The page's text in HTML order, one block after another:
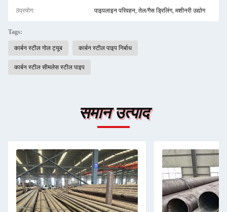
8प्रयोग: पाइपलाइन परिवहन, तेल/गैस ड्रिलिंग, मशीनरी उद्योग
Tags:
कार्बन स्टील गोल ट्यूब कार्बन स्टील पाइप निर्बाध
कार्बन स्टील सीमलेस स्टील पाइप
समान उत्पाद